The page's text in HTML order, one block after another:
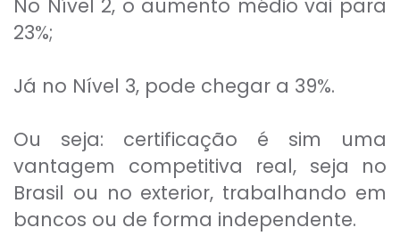
No Nível 2, o aumento médio vai para
23%;
Já no Nível 3, pode chegar a 39%.
Ou seja: certificação é sim uma
vantagem competitiva real, seja no
Brasil ou no exterior, trabalhando em
bancos ou de forma independente.